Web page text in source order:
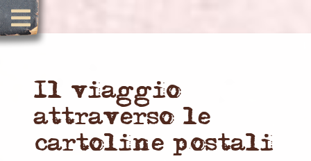
Il viaggio
attraverso le
cartoline postali